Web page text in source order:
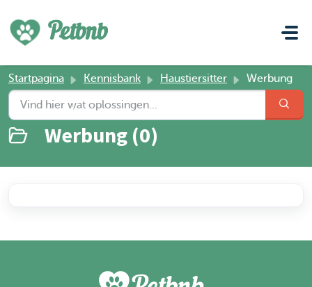
Petbnb
Startpagina Kennisbank Haustiersitter Werbung
Werbung (0)